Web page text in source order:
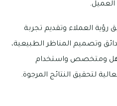
العميل.
رؤية العملاء وتقديم تجربة
وتصميم المناظر الطبيعية،
ومتخصص واستخدام
لتحقيق النتائج المرجوة.